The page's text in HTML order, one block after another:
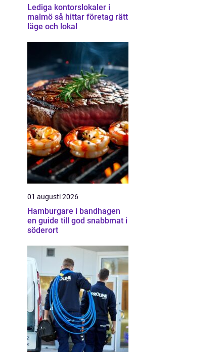
Lediga kontorslokaler i
malmö så hittar företag rätt
läge och lokal
01 augusti 2026
Hamburgare i bandhagen
en guide till god snabbmat i
söderort